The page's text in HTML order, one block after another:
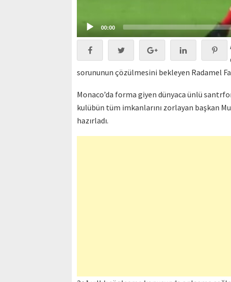
00:00
sorununun çözülmesini bekleyen Radamel
Monaco’da forma giyen dünyaca ünlü
kulübün tüm imkanlarını zorlayan başkan
hazırladı.